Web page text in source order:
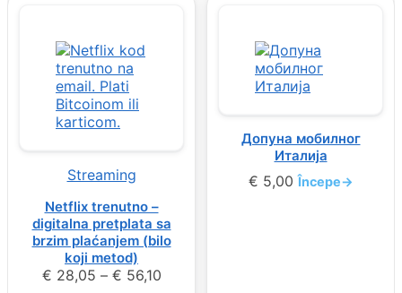
Streaming
Netflix trenutno –
digitalna pretplata sa
brzim plaćanjem (bilo
koji metod)
€ 28,05 – € 56,10
Допуна мобилног
Италија
€ 5,00 Începe→